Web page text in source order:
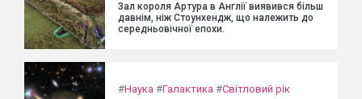
Зал короля Артура в Англії виявився більш
давнім, ніж Стоунхендж, що належить до
середньовічної епохи.
#Наука #Галактика #Світловий рік